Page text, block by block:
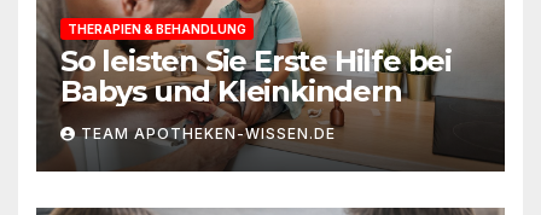
THERAPIEN & BEHANDLUNG
So leisten Sie Erste Hilfe bei
Babys und Kleinkindern
TEAM APOTHEKEN-WISSEN.DE